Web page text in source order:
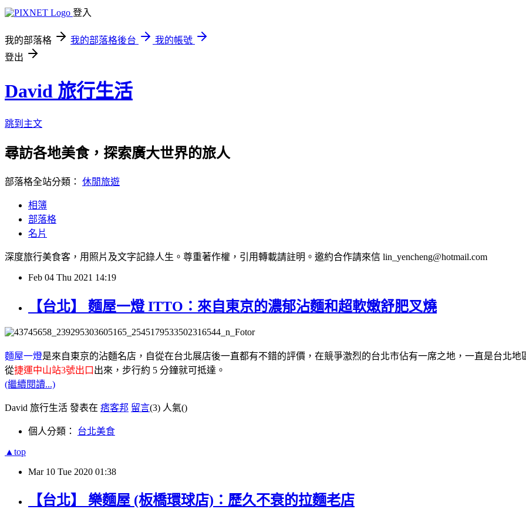
登入
我的部落格 我的部落格後台
我的帳號
登出
David 旅行生活
跳到主文
尋訪各地美食，探索廣大世界的旅人
部落格全站分類： 休閒旅遊
相簿
部落格
名片
深度旅行美食客，用照片及文字記錄人生。尊重著作權，引用轉載請註明。邀約合作請來信 lin_yencheng@hotmail.com
Feb 04 Thu 2021 14:19
【台北】 麵屋一燈 ITTO：來自東京的濃郁沾麵和超軟嫩舒肥叉燒
麵屋一燈是來自東京的沾麵名店，自從在台北展店後一直都有不錯的評價，在競爭激烈的台北市佔有一席之地，一直是台北地
從捷運中山站3號出口 出來，步行約 5 分鐘就可抵達。
(繼續閱讀...)
David 旅行生活 發表在 痞客邦 留言(3) 人氣()
個人分類： 台北美食
▲top
Mar 10 Tue 2020 01:38
【台北】 樂麵屋 (板橋環球店)：歷久不衰的拉麵老店